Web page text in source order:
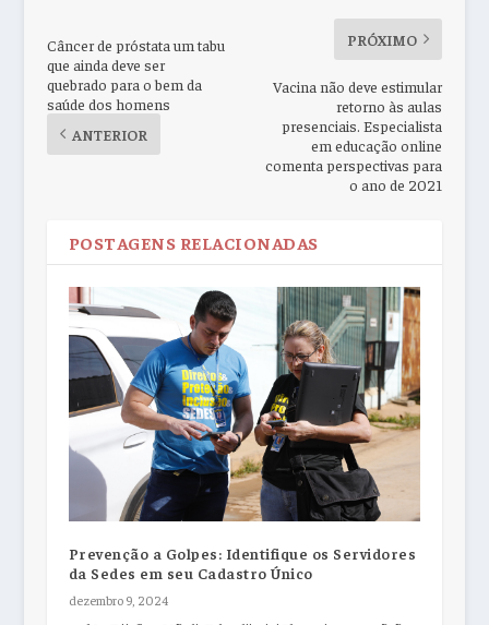
Câncer de próstata um tabu
que ainda deve ser
quebrado para o bem da
saúde dos homens
ANTERIOR
PRÓXIMO
Vacina não deve estimular
retorno às aulas
presenciais. Especialista
em educação online
comenta perspectivas para
o ano de 2021
POSTAGENS RELACIONADAS
Prevenção a Golpes: Identifique os Servidores
da Sedes em seu Cadastro Único
dezembro 9, 2024